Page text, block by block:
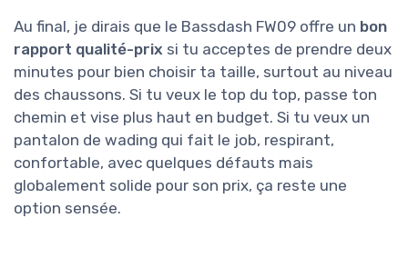
Au final, je dirais que le Bassdash FW09 offre un bon
rapport qualité-prix si tu acceptes de prendre deux
minutes pour bien choisir ta taille, surtout au niveau
des chaussons. Si tu veux le top du top, passe ton
chemin et vise plus haut en budget. Si tu veux un
pantalon de wading qui fait le job, respirant,
confortable, avec quelques défauts mais
globalement solide pour son prix, ça reste une
option sensée.